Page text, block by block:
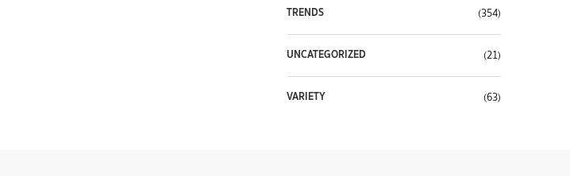
TRENDS (354)
UNCATEGORIZED (21)
VARIETY (63)